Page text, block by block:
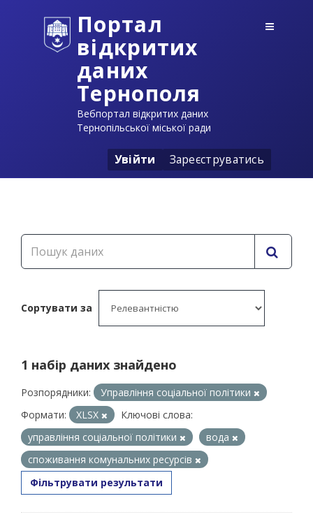
Портал
відкритих
даних
Тернополя
Вебпортал відкритих даних
Тернопільської міської ради
Увійти Зареєструватись
Сортувати за
1 набір даних знайдено
Розпорядники:
Управління соціальної політики
Формати:
XLSX
Ключові слова:
управління соціальної політики
вода
споживання комунальних ресурсів
Фільтрувати результати